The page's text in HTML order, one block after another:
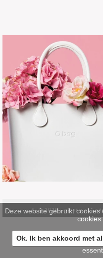
© 2026 -pinsite.nl-
Deze website gebruikt
cookies
Ok. Ik ben akkoord met